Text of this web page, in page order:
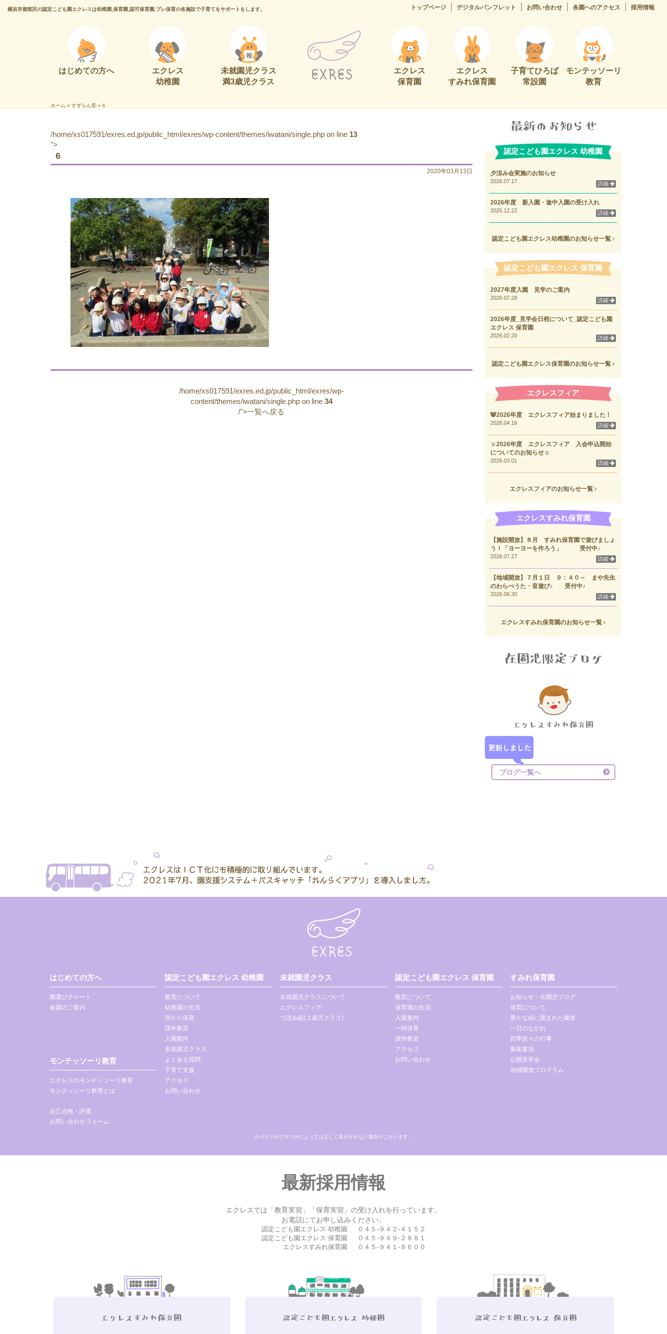
横浜市都筑区の認定こども園エクレスは幼稚園,保育園,認可保育園,プレ保育の各施設で子育てをサポートをします。 トップページ デジタルパンフレット お問い合わせ 各園へのアクセス 採用情報
はじめての方へ
エクレス
幼稚園
未就園児クラス
満3歳児クラス
エクレス
保育園
エクレス
すみれ保育園
子育てひろば
常設園
モンテッソーリ
教育
ホーム » すずらん⑥ » 6
/home/xs017591/exres.ed.jp/public_html/exres/wp-content/themes/iwatani/single.php on line 13
">
6
2020年03月13日
/home/xs017591/exres.ed.jp/public_html/exres/wp-
content/themes/iwatani/single.php on line 34
/">一覧へ戻る
認定こども園エクレス 幼稚園
夕涼み会実施のお知らせ
2026.07.17 詳細
2026年度 新入園・途中入園の受け入れ
2025.12.22 詳細
認定こども園エクレス幼稚園のお知らせ一覧
認定こども園エクレス 保育園
2027年度入園 見学のご案内
2026.07.28 詳細
2026年度_見学会日程について_認定こども園
エクレス 保育園
2026.02.20 詳細
認定こども園エクレス保育園のお知らせ一覧
エクレスフィア
🐼2026年度 エクレスフィア始まりました！
2026.04.16 詳細
☺2026年度 エクレスフィア 入会申込開始
についてのお知らせ☺
2026.03.01 詳細
エクレスフィアのお知らせ一覧
エクレスすみれ保育園
【施設開放】８月 すみれ保育園で遊びましょ
う！「ヨーヨーを作ろう」 受付中♪
2026.07.27 詳細
【地域開放】７月１日 ９：４０～ まや先生
のわらべうた・音遊び♪ 受付中♪
2026.06.30 詳細
エクレスすみれ保育園のお知らせ一覧
ブログ一覧へ
はじめての方へ
園選びチャート
各園のご案内
モンテッソーリ教育
エクレスのモンテッソーリ教育
モンテッソーリ教育とは
自己点検・評価
お問い合わせフォーム
認定こども園エクレス 幼稚園
教育について
幼稚園の生活
預かり保育
課外教室
入園案内
未就園児クラス
よくある質問
子育て支援
アクセス
お問い合わせ
未就園児クラス
未就園児クラスについて
エクレスフィア
つぼみ組(２歳児クラス)
認定こども園エクレス 保育園
教育について
保育園の生活
入園案内
一時保育
課外教室
アクセス
お問い合わせ
すみれ保育園
お知らせ・在園児ブログ
保育について
豊かな緑に囲まれた園舎
一日のながれ
四季折々の行事
募集要項
公開見学会
地域開放プログラム
デバイスやブラウザによっては正しく表示されない場合がございます。
最新採用情報
エクレスでは「教育実習」「保育実習」の受け入れを行っています。
お電話にてお申し込みください。
認定こども園エクレス 幼稚園
０４５-９４２-４１５２
認定こども園エクレス 保育園
０４５-９４９-２８８１
エクレスすみれ保育園
０４５-９４１-８６００